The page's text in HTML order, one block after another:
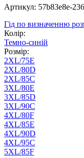
Артикул: 57b83e8e-
Гід по визначенню
Колір:
Темно-синій
Розмір:
2XL/75E
2XL/80D
2XL/85C
3XL/80E
3XL/85D
3XL/90C
4XL/80F
4XL/85E
4XL/90D
4XL/95C
5XL/85F